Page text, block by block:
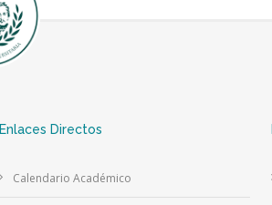
Enlaces Directos
Calendario Académico